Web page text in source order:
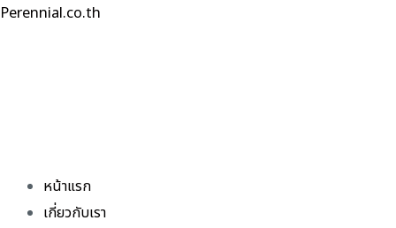
Skip
Perennial.co.th
หน้าแรก
เกี่ยวกับเรา